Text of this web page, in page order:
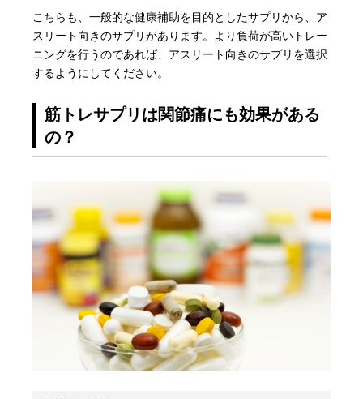
こちらも、一般的な健康補助を目的としたサプリから、ア
スリート向きのサプリがあります。より負荷が高いトレー
ニングを行うのであれば、アスリート向きのサプリを選択
するようにしてください。
筋トレサプリは関節痛にも効果がある
の？